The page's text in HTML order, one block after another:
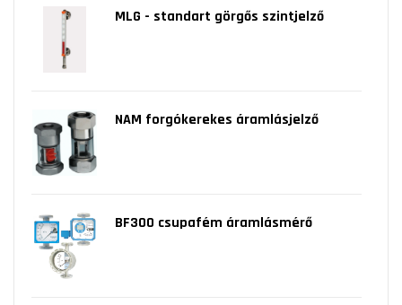
MLG - standart görgős szintjelző
NAM forgókerekes áramlásjelző
BF300 csupafém áramlásmérő